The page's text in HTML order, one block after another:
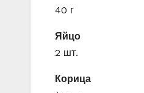
40 г
Яйцо
2 шт.
Корица